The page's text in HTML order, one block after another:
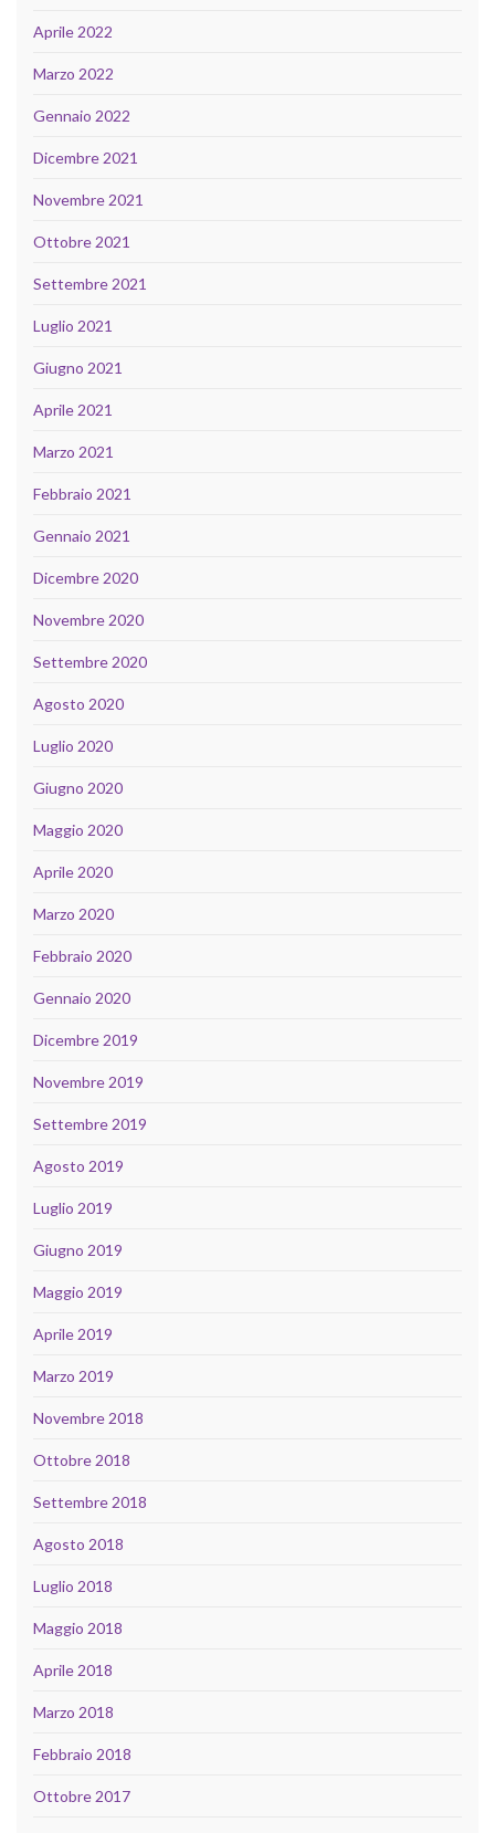
Aprile 2022
Marzo 2022
Gennaio 2022
Dicembre 2021
Novembre 2021
Ottobre 2021
Settembre 2021
Luglio 2021
Giugno 2021
Aprile 2021
Marzo 2021
Febbraio 2021
Gennaio 2021
Dicembre 2020
Novembre 2020
Settembre 2020
Agosto 2020
Luglio 2020
Giugno 2020
Maggio 2020
Aprile 2020
Marzo 2020
Febbraio 2020
Gennaio 2020
Dicembre 2019
Novembre 2019
Settembre 2019
Agosto 2019
Luglio 2019
Giugno 2019
Maggio 2019
Aprile 2019
Marzo 2019
Novembre 2018
Ottobre 2018
Settembre 2018
Agosto 2018
Luglio 2018
Maggio 2018
Aprile 2018
Marzo 2018
Febbraio 2018
Ottobre 2017